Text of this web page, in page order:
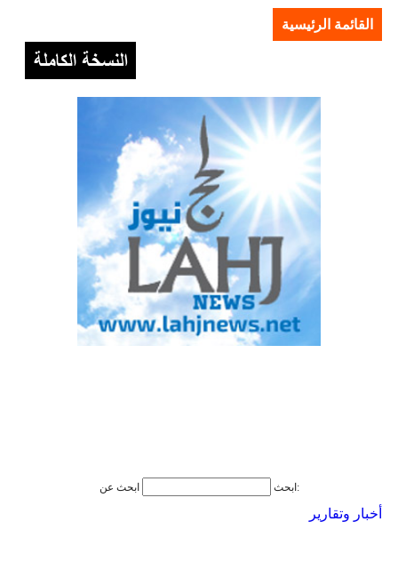
القائمة الرئيسية
ابحث ابحث عن:
أخبار وتقارير